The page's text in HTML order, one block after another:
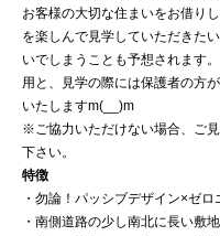
お客様の大切な住まいをお借り
を楽しんで見学していただきた
いでしまうことも予想されます
用と、見学の際には保護者の方
いたしますm(__)m
※ご協力いただけない場合、ご
下さい。
特徴
・勿論！パッシブデザイン×ゼロ
・南側道路の少し南北に長い敷